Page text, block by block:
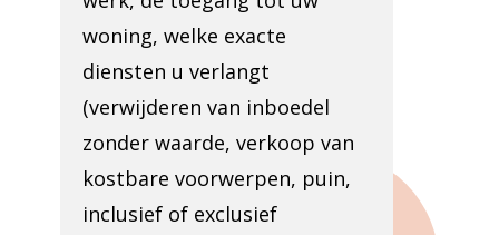
woning, welke exacte
diensten u verlangt
(verwijderen van inboedel
zonder waarde, verkoop van
kostbare voorwerpen, puin,
inclusief of exclusief